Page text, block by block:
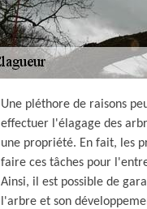
Une pléthore de raisons
effectuer l'élagage des
une propriété. En fait, les
faire ces tâches pour
Ainsi, il est possible de
l'arbre et son